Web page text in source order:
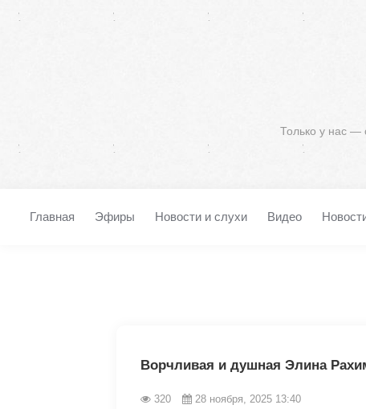
Только у нас —
Главная Эфиры Новости и слухи Видео
Ворчливая и душная Элина
320 28 ноября, 2025 13:40